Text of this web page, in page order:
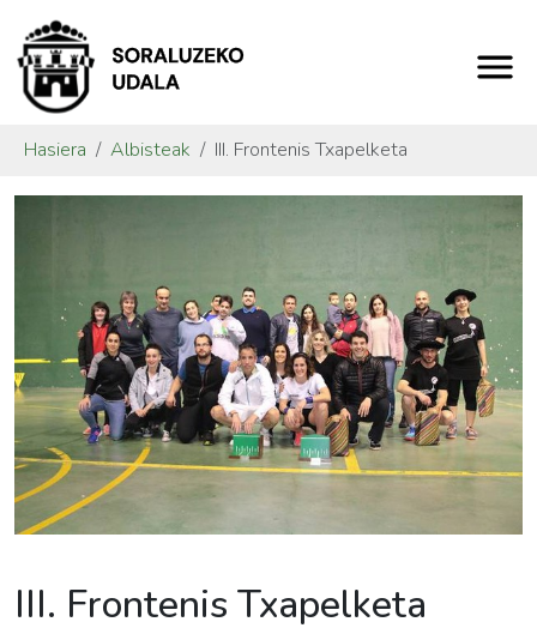
Hasiera Albisteak III. Frontenis Txapelketa
III. Frontenis Txapelketa